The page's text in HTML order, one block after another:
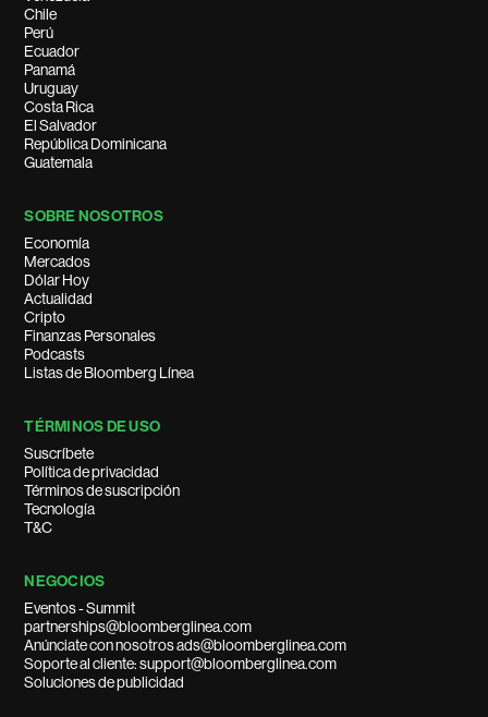
Chile
Perú
Ecuador
Panamá
Uruguay
Costa Rica
El Salvador
República Dominicana
Guatemala
SOBRE NOSOTROS
Economía
Mercados
Dólar Hoy
Actualidad
Cripto
Finanzas Personales
Podcasts
Listas de Bloomberg Línea
TÉRMINOS DE USO
Suscríbete
Política de privacidad
Términos de suscripción
Tecnología
T&C
NEGOCIOS
Eventos - Summit
partnerships@bloomberglinea.com
Anúnciate con nosotros ads@bloomberglinea.com
Soporte al cliente: support@bloomberglinea.com
Soluciones de publicidad